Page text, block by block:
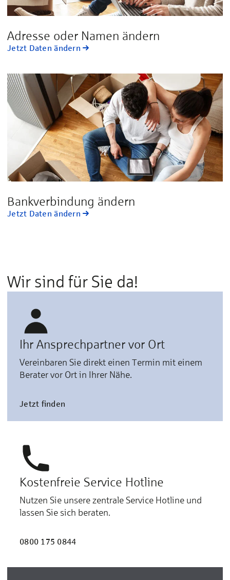
Adresse oder Namen ändern
Jetzt Daten ändern
Bankverbindung ändern
Jetzt Daten ändern
Wir sind für Sie da!
Ihr Ansprechpartner vor Ort
Vereinbaren Sie direkt einen Termin mit einem
Berater vor Ort in Ihrer Nähe.
Jetzt finden
Kostenfreie Service Hotline
Nutzen Sie unsere zentrale Service Hotline und
lassen Sie sich beraten.
0800 175 0844